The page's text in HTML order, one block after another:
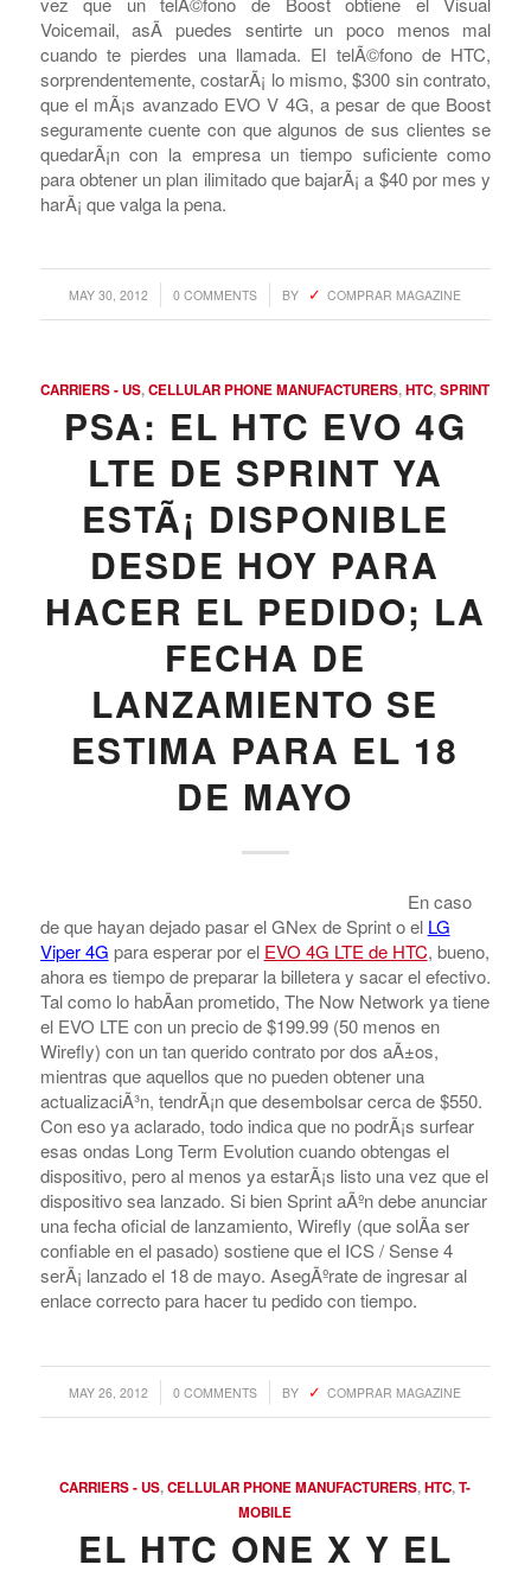
Boost Mobile tambiÃ©n tomarÃ¡ la misma ruta que Sprint
con elHTC EVO Design 4G. Tal como hace su hermano
mayor, Virgin, el EVO Design 4G tiene un hardware
idÃ©ntico a su equivalente de Sprint pero le gana con
Android 4.0 y Sense 3.6 para mantener fresco con el
software. La actualizaciÃ³n marca, sin dudas, la primera
vez que un telÃ©fono de Boost obtiene el Visual
Voicemail, asÃ­ puedes sentirte un poco menos mal
cuando te pierdes una llamada. El telÃ©fono de HTC,
que el mÃ¡s avanzado EVO V 4G, a pesar de que Boost
seguramente cuente con que algunos de sus clientes se
quedarÃ¡n con la empresa un tiempo suficiente como
CARRIERS - US ,CELLULAR PHONE MANUFACTURERS, HTC
PSA: EL HTC EVO 4G
LTE DE SPRINT YA
ESTÃ¡ DISPONIBLE
DESDE HOY PARA
HACER EL PEDIDO; LA
FECHA DE
LANZAMIENTO SE
ESTIMA PARA EL 18
DE MAYO
En caso
de que hayan dejado pasar el GNex de Sprint o el
Viper 4Gpara esperar por elEVO 4G LTE de HTC, bueno,
ahora es tiempo de preparar la billetera y sacar el efectivo.
Tal como lo habÃ­an prometido, The Now Network ya tiene
el EVO LTE con un precio de $199.99 (50 menos en
Wirefly) con un tan querido contrato por dos aÃ±os,
mientras que aquellos que no pueden obtener una
actualizaciÃ³n, tendrÃ¡n que desembolsar cerca de $550.
Con eso ya aclarado, todo indica que no podrÃ¡s surfear
esas ondas Long Term Evolution cuando obtengas el
dispositivo sea lanzado. Si bien Sprint aÃºn debe anunciar
una fecha oficial de lanzamiento, Wirefly (que solÃ­a ser
confiable en el pasado) sostiene que el ICS / Sense 4
MAY 26, 2012
/ 0 COMMENTS
/ BY COMPRAR MAGAZINE